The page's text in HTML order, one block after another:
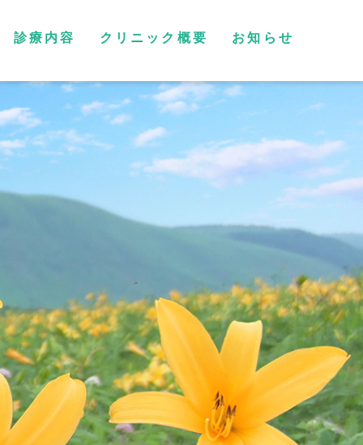
診療内容 クリニック概要 お知らせ
WEB予約